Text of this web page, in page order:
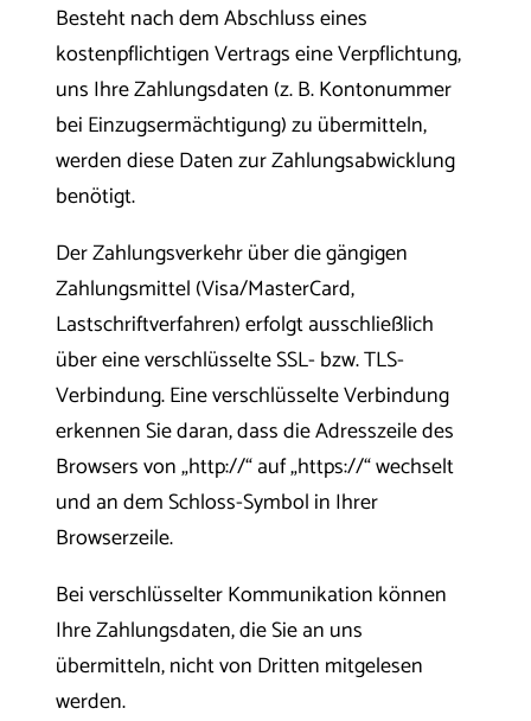
Besteht nach dem Abschluss eines
kostenpflichtigen Vertrags eine Verpflichtung,
uns Ihre Zahlungsdaten (z. B. Kontonummer
bei Einzugsermächtigung) zu übermitteln,
werden diese Daten zur Zahlungsabwicklung
benötigt.
Der Zahlungsverkehr über die gängigen
Zahlungsmittel (Visa/MasterCard,
Lastschriftverfahren) erfolgt ausschließlich
über eine verschlüsselte SSL- bzw. TLS-
Verbindung. Eine verschlüsselte Verbindung
erkennen Sie daran, dass die Adresszeile des
Browsers von „http://“ auf „https://“ wechselt
und an dem Schloss-Symbol in Ihrer
Browserzeile.
Bei verschlüsselter Kommunikation können
Ihre Zahlungsdaten, die Sie an uns
übermitteln, nicht von Dritten mitgelesen
werden.